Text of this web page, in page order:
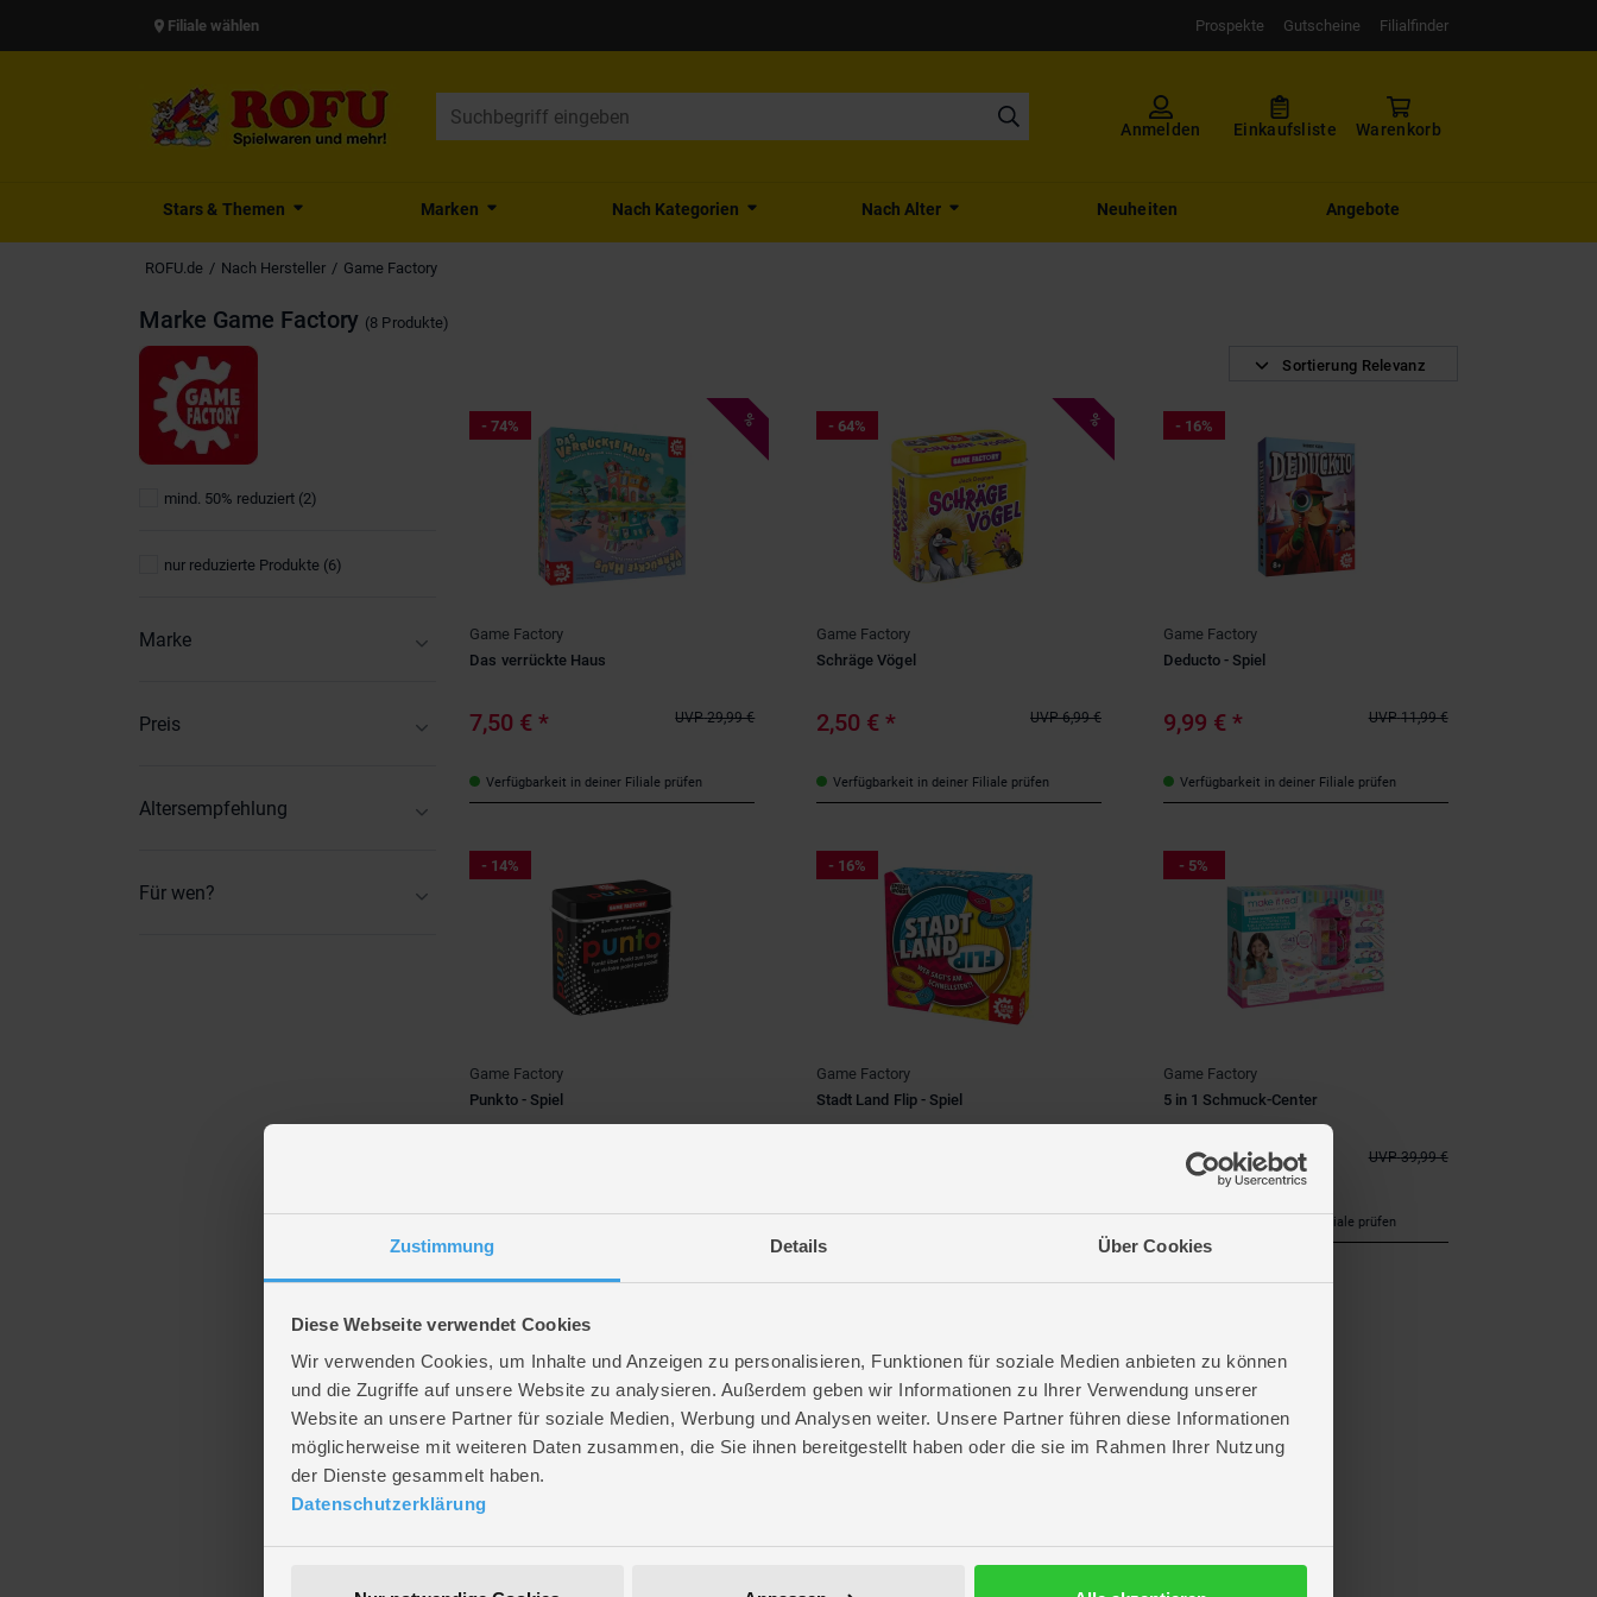
Zustimmung Details Über Cookies
Diese Webseite verwendet Cookies
Wir verwenden Cookies, um Inhalte und Anzeigen zu personalisieren, Funktionen für soziale Medien anbieten zu können
und die Zugriffe auf unsere Website zu analysieren. Außerdem geben wir Informationen zu Ihrer Verwendung unserer
Website an unsere Partner für soziale Medien, Werbung und Analysen weiter. Unsere Partner führen diese Informationen
möglicherweise mit weiteren Daten zusammen, die Sie ihnen bereitgestellt haben oder die sie im Rahmen Ihrer Nutzung
der Dienste gesammelt haben.
Datenschutzerklärung
Filiale wählen Prospekte Gutscheine Filialfinder
Anmelden Einkaufsliste Warenkorb
Stars & Themen Marken Nach Kategorien Nach Alter Neuheiten Angebote
ROFU.de Nach Hersteller Game Factory
Marke Game Factory (8 Produkte)
mind. 50% reduziert (2)
nur reduzierte Produkte (6)
Marke
Preis
Altersempfehlung
Für wen?
Sortierung Relevanz
- 74% %
Game Factory
Das verrückte Haus
7,50 € * UVP 29,99 €
Verfügbarkeit in deiner Filiale prüfen
- 64% %
Game Factory
Schräge Vögel
2,50 € * UVP 6,99 €
Verfügbarkeit in deiner Filiale prüfen
- 16%
Game Factory
Deducto - Spiel
9,99 € * UVP 11,99 €
Verfügbarkeit in deiner Filiale prüfen
- 14%
Game Factory
Punkto - Spiel
- 16%
Game Factory
Stadt Land Flip - Spiel
- 5%
Game Factory
5 in 1 Schmuck-Center
37,99 €* UVP 39,99 €
Verfügbarkeit in deiner Filiale prüfen
Game Factory